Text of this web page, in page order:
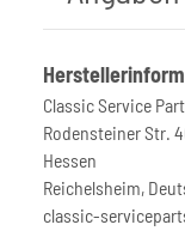
Classic Service
Rodensteiner Str.
Hessen
Reichelsheim,
classic-